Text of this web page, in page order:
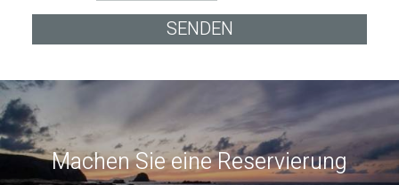
SENDEN
Machen Sie eine Reservierung